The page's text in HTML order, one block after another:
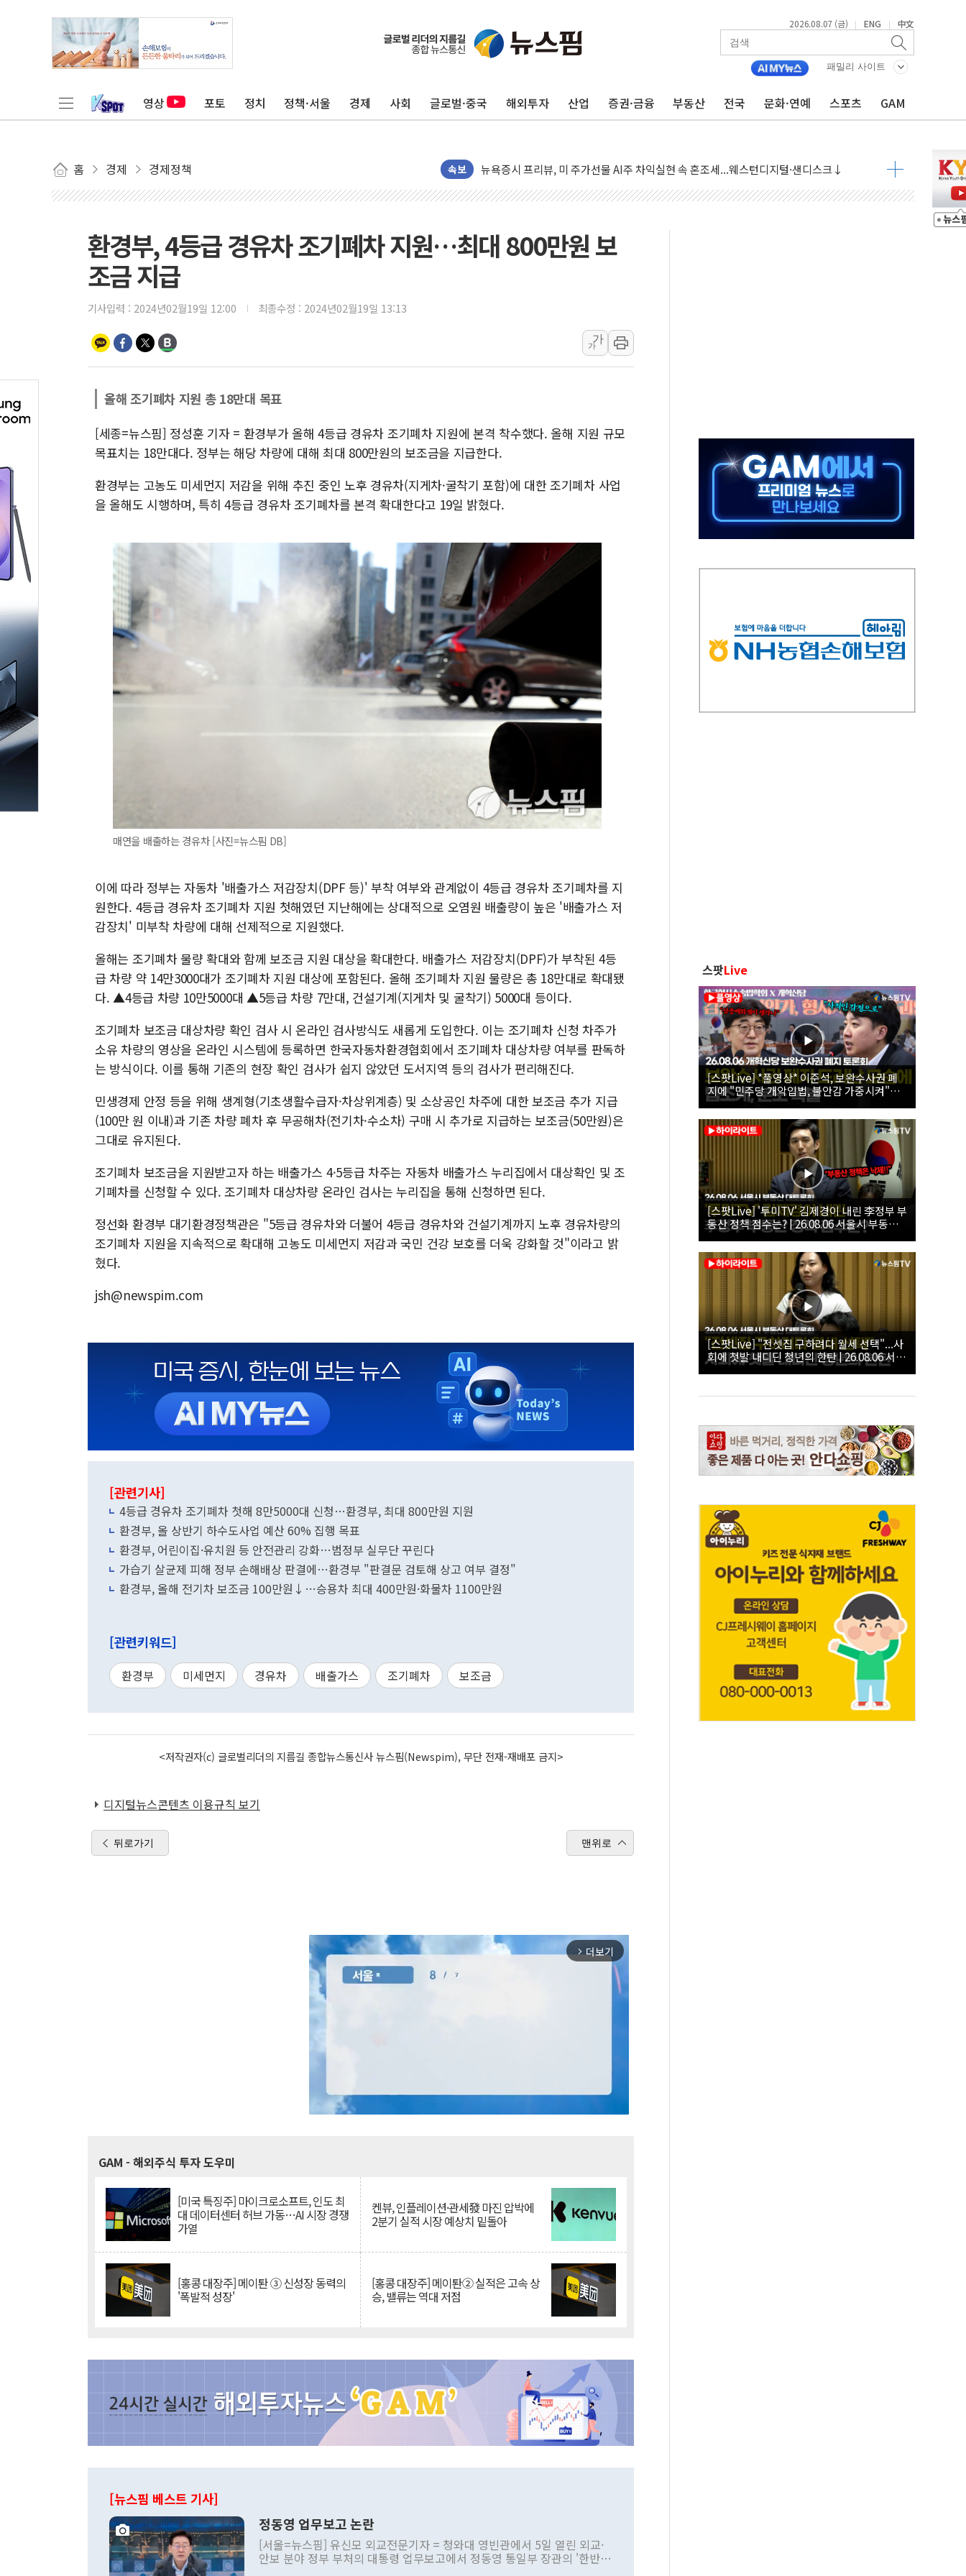
2026.08.07 (금) | ENG | 中文
패밀리 사이트
영상 포토 정치 정책·서울 경제 사회 글로벌·중국 해외투자 산업 증권·금융 부동산 전국 문화·연예 스포츠 GAM
홈 경제 경제정책 속보
유럽증시, 견조한 실적 소화하며 대부분 상승… "2분기 기업 순이익 21% 증가" 전망
리투아니아 국방 "러, 우크라 드론으로 나토 회원국 공격 검토… 거짓 깃발 작전"
구광모, 내주 실리콘밸리서 젠슨 황 재회…로봇·AI 데이터센터·모빌리티 구체화
뉴욕증시 개장 전 특징주...모더나·아이온큐·도어대시↑ VS 샌디스크·피그마·앱러빈↓
뉴욕증시 프리뷰, 미 주가선물 AI주 차익실현 속 혼조세...웨스턴디지털·샌디스크↓
금값 7주 만에 최고…美 고용 둔화·호르무즈 재개방 기대에 강세
[인도증시] 중동 긴장 완화에 실적 호조까지, 상승...호실적 보고 기업 상승세 뚜렷
러, 1인칭시점 드론으로 우크라 민간인 '사파리' 공격… 시민들 공포감 극대화 전략
김정관 산업부 장관 "주 52시간 손봐야, 경쟁상대 中과 비교해야"
해군 1함대 창설 80주년…지역과 함께하는 '선봉'의 대민 봉사
주한미군 "오산기지 누출, 백린 아닌 무해한 표면 부식 물질"
구미 폐염산처리업체서 불 2시간30여분만에 진화...외국인 노동자 숨져
환경부, 4등급 경유차 조기폐차 지원…최대 800만원 보
조금 지급
기사입력 : 2024년02월19일 12:00 최종수정 : 2024년02월19일 13:13
가
가
올해 조기폐차 지원 총 18만대 목표
[세종=뉴스핌] 정성훈 기자 = 환경부가 올해 4등급 경유차 조기폐차 지원에 본격 착수했다. 올해 지원 규모
목표치는 18만대다. 정부는 해당 차량에 대해 최대 800만원의 보조금을 지급한다.
환경부는 고농도 미세먼지 저감을 위해 추진 중인 노후 경유차(지게차·굴착기 포함)에 대한 조기폐차 사업
을 올해도 시행하며, 특히 4등급 경유차 조기폐차를 본격 확대한다고 19일 밝혔다.
매연을 배출하는 경유차 [사진=뉴스핌 DB]
이에 따라 정부는 자동차 '배출가스 저감장치(DPF 등)' 부착 여부와 관계없이 4등급 경유차 조기폐차를 지
원한다. 4등급 경유차 조기폐차 지원 첫해였던 지난해에는 상대적으로 오염원 배출량이 높은 '배출가스 저
감장치' 미부착 차량에 대해 선제적으로 지원했다.
올해는 조기폐차 물량 확대와 함께 보조금 지원 대상을 확대한다. 배출가스 저감장치(DPF)가 부착된 4등
급 차량 약 14만3000대가 조기폐차 지원 대상에 포함된다. 올해 조기폐차 지원 물량은 총 18만대로 확대됐
다. ▲4등급 차량 10만5000대 ▲5등급 차량 7만대, 건설기계(지게차 및 굴착기) 5000대 등이다.
조기폐차 보조금 대상차량 확인 검사 시 온라인 검사방식도 새롭게 도입한다. 이는 조기폐차 신청 차주가
소유 차량의 영상을 온라인 시스템에 등록하면 한국자동차환경협회에서 조기폐차 대상차량 여부를 판독하
는 방식이다. 이를 통해 기존의 현장 확인 검사가 쉽지 않았던 도서지역 등의 검사가 편리해진다.
민생경제 안정 등을 위해 생계형(기초생활수급자·차상위계층) 및 소상공인 차주에 대한 보조금 추가 지급
(100만 원 이내)과 기존 차량 폐차 후 무공해차(전기차·수소차) 구매 시 추가로 지급하는 보조금(50만원)은
그대로 유지된다.
조기폐차 보조금을 지원받고자 하는 배출가스 4·5등급 차주는 자동차 배출가스 누리집에서 대상확인 및 조
기폐차를 신청할 수 있다. 조기폐차 대상차량 온라인 검사는 누리집을 통해 신청하면 된다.
정선화 환경부 대기환경정책관은 "5등급 경유차와 더불어 4등급 경유차와 건설기계까지 노후 경유차량의
조기폐차 지원을 지속적으로 확대해 고농도 미세먼지 저감과 국민 건강 보호를 더욱 강화할 것"이라고 밝
혔다.
jsh@newspim.com
[관련기사]
4등급 경유차 조기폐차 첫해 8만5000대 신청…환경부, 최대 800만원 지원
환경부, 올 상반기 하수도사업 예산 60% 집행 목표
환경부, 어린이집·유치원 등 안전관리 강화…범정부 실무단 꾸린다
가습기 살균제 피해 정부 손해배상 판결에…환경부 "판결문 검토해 상고 여부 결정"
환경부, 올해 전기차 보조금 100만원↓…승용차 최대 400만원·화물차 1100만원
[관련키워드]
환경부 미세먼지 경유차 배출가스 조기폐차 보조금
<저작권자(c) 글로벌리더의 지름길 종합뉴스통신사 뉴스핌(Newspim), 무단 전재-재배포 금지>
디지털뉴스콘텐츠 이용규칙 보기
뒤로가기 맨위로
arrow_forward_ios 더보기
GAM - 해외주식 투자 도우미
[미국 특징주] 마이크로소프트, 인도 최
대 데이터센터 허브 가동…AI 시장 경쟁
가열
켄뷰, 인플레이션·관세發 마진 압박에
2분기 실적 시장 예상치 밑돌아
[홍콩 대장주] 메이퇀 ③ 신성장 동력의
'폭발적 성장'
[홍콩 대장주] 메이퇀② 실적은 고속 상
승, 밸류는 역대 저점
[뉴스핌 베스트 기사]
정동영 업무보고 논란
[서울=뉴스핌] 유신모 외교전문기자 = 청와대 영빈관에서 5일 열린 외교·
안보 분야 정부 부처의 대통령 업무보고에서 정동영 통일부 장관의 '한반도
스팟Live
[스팟Live] *풀영상* 이준석, 보완수사권 폐
지에 "민주당 개악입법, 불안감 가중시켜"｜
26.08.06 개혁신당 보완수사권 폐지 토론회
[스팟Live] '투미TV' 김제경이 내린 李정부 부
동산 정책 점수는? | 26.08.06 서울시 부동산
대토론회
[스팟Live] "전셋집 구하려다 월세 선택"...사
회에 첫발 내디딘 청년의 한탄 | 26.08.06 서울
시 부동산 대토론회